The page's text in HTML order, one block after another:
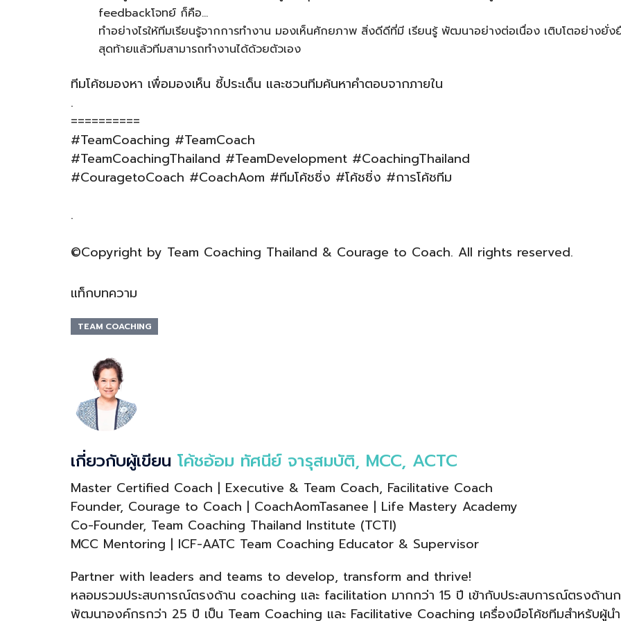
feedbackโจทย์ ก็คือ…
ทำอย่างไรให้ทีมเรียนรู้จากการทำงาน มองเห็นศักยภาพ สิ่งดีดีที่มี เรียนรู้ พัฒนาอย่างต่อเนื่อง เติบโตอย่างยั่ง
สุดท้ายแล้วทีมสามารถทำงานได้ด้วยตัวเอง
ทีมโค้ชมองหา เพื่อมองเห็น ชี้ประเด็น และชวนทีมค้นหาคำตอบจากภายใน
.
==========
#TeamCoaching #TeamCoach
#TeamCoachingThailand #TeamDevelopment #CoachingThailand
#CouragetoCoach #CoachAom #ทีมโค้ชชิ่ง #โค้ชชิ่ง #การโค้ชทีม
.
©Copyright by Team Coaching Thailand & Courage to Coach. All rights reserved.
แท็กบทความ
TEAM COACHING
เกี่ยวกับผู้เขียน โค้ชอ้อม ทัศนีย์ จารุสมบัติ, MCC, ACTC
Master Certified Coach | Executive & Team Coach, Facilitative Coach
Founder, Courage to Coach | CoachAomTasanee | Life Mastery Academy
Co-Founder, Team Coaching Thailand Institute (TCTI)
MCC Mentoring | ICF-AATC Team Coaching Educator & Supervisor
Partner with leaders and teams to develop, transform and thrive!
หลอมรวมประสบการณ์ตรงด้าน coaching และ facilitation มากกว่า 15 ปี เข้ากับประสบการณ์ตรงด้าน
พัฒนาองค์กรกว่า 25 ปี เป็น Team Coaching และ Facilitative Coaching เครื่องมือโค้ชทีมสำหรับผู้น